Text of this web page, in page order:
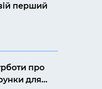
перший
про
для